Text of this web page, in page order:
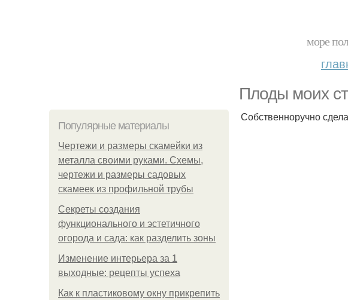
море
Плоды моих
Популярные материалы
Чертежи и размеры скамейки из
металла своими руками. Схемы,
чертежи и размеры садовых
скамеек из профильной трубы
Секреты создания
функционального и эстетичного
огорода и сада: как разделить зоны
Изменение интерьера за 1
выходные: рецепты успеха
Как к пластиковому окну прикрепить
Собственноручно